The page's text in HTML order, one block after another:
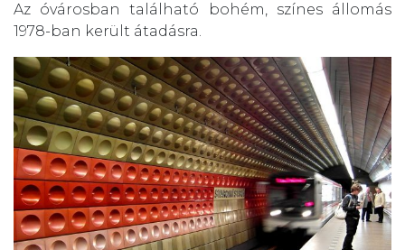
Az óvárosban található bohém, színes állomás
1978-ban került átadásra.